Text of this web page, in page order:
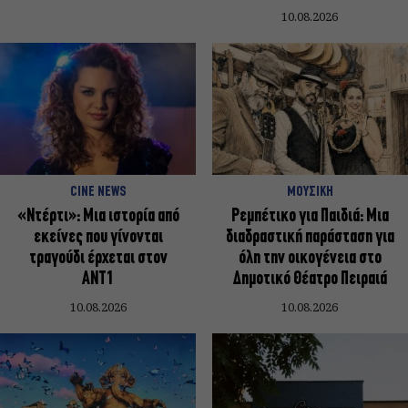
10.08.2026
CINE NEWS
«Ντέρτι»: Μια ιστορία από
εκείνες που γίνονται
τραγούδι έρχεται στον
ΑΝΤ1
10.08.2026
ΜΟΥΣΙΚΗ
Ρεμπέτικο για Παιδιά: Μια
διαδραστική παράσταση για
όλη την οικογένεια στο
Δημοτικό Θέατρο Πειραιά
10.08.2026